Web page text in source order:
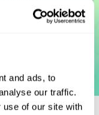
and ads, to
our traffic.
use of our site with